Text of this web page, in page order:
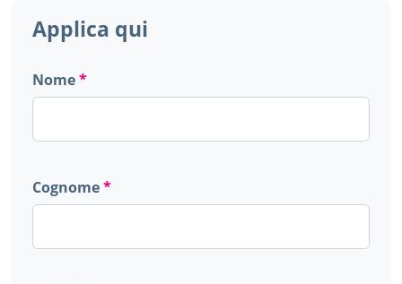
Applica qui
Nome
Cognome